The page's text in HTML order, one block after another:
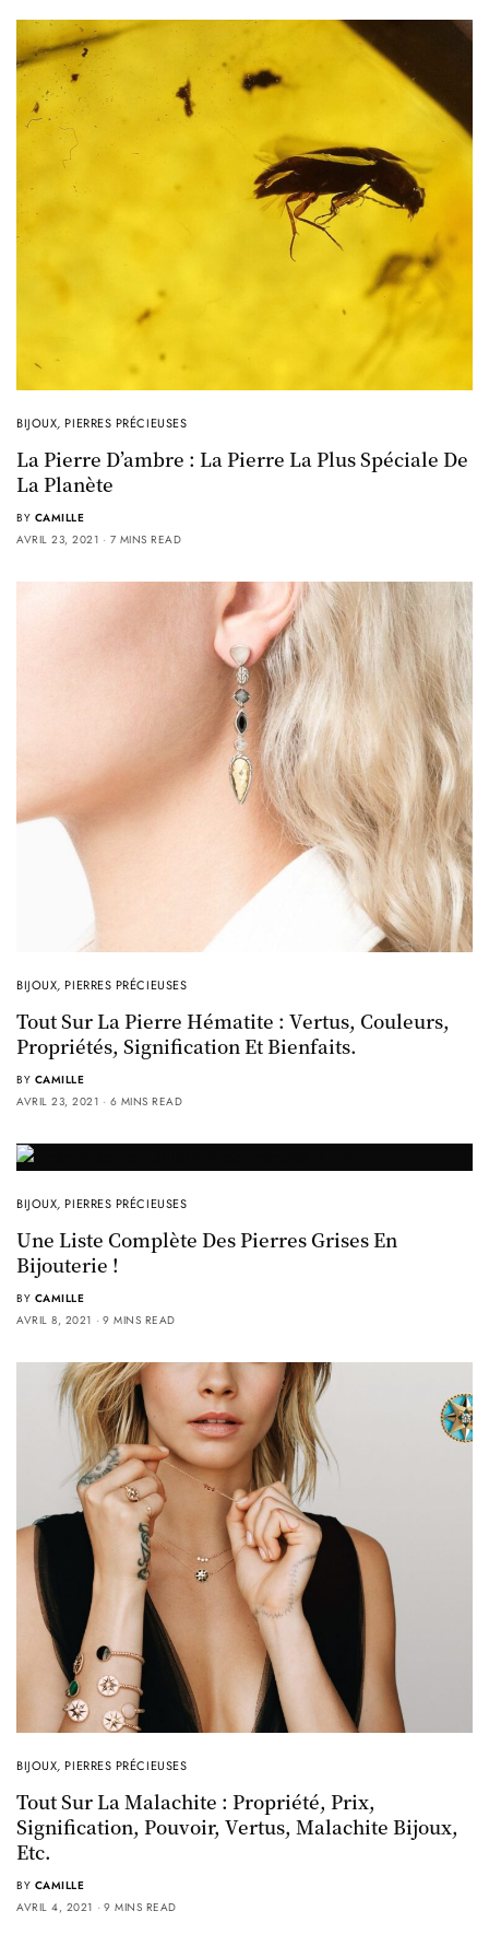
BIJOUX,PIERRES PRÉCIEUSES
La Pierre D’ambre : La Pierre La Plus Spéciale De
La Planète
BY CAMILLE
AVRIL 23, 2021
7 MINS READ
BIJOUX,PIERRES PRÉCIEUSES
Tout Sur La Pierre Hématite : Vertus, Couleurs,
Propriétés, Signification Et Bienfaits.
BY CAMILLE
AVRIL 23, 2021
6 MINS READ
BIJOUX,PIERRES PRÉCIEUSES
Une Liste Complète Des Pierres Grises En
Bijouterie !
BY CAMILLE
AVRIL 8, 2021
9 MINS READ
BIJOUX,PIERRES PRÉCIEUSES
Tout Sur La Malachite : Propriété, Prix,
Signification, Pouvoir, Vertus, Malachite Bijoux,
Etc.
BY CAMILLE
AVRIL 4, 2021
9 MINS READ